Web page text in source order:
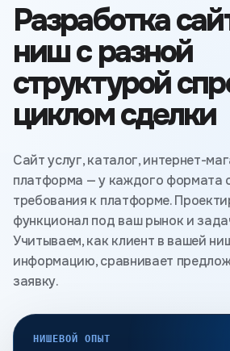
Разработка
ниш с разной
структурой
циклом сделки
Сайт услуг, каталог, интернет-
платформа — у каждого формата
требования к платформе.
функционал под ваш рынок и
Учитываем, как клиент в вашей
информацию, сравнивает
заявку.
НИШЕВОЙ ОПЫТ